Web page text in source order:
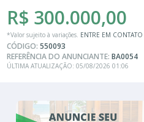
R$ 300.000,00
*Valor sujeito à variações. ENTRE EM CONTATO
CÓDIGO:550093
REFERÊNCIA DO ANUNCIANTE:BA0054
ÚLTIMA ATUALIZAÇÃO: 05/08/2026 01:06